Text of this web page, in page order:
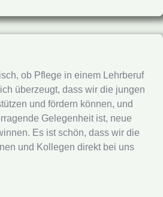
ob Pflege in einem Lehrberuf
überzeugt, dass wir die jungen
und fördern können, und
Gelegenheit ist, neue
Es ist schön, dass wir die
und Kollegen direkt bei uns